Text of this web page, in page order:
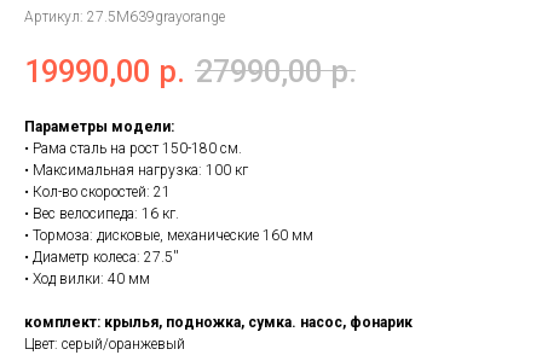
Артикул: 27.5M639grayorange
19990,00 р. 27990,00 р.
Параметры модели:
• Рама сталь на рост 150-180 см.
• Максимальная нагрузка: 100 кг
• Кол-во скоростей: 21
• Вес велосипеда: 16 кг.
• Тормоза: дисковые, механические 160 мм
• Диаметр колеса: 27.5''
• Ход вилки: 40 мм
комплект: крылья, подножка, сумка. насос, фонарик
Цвет: серый/оранжевый